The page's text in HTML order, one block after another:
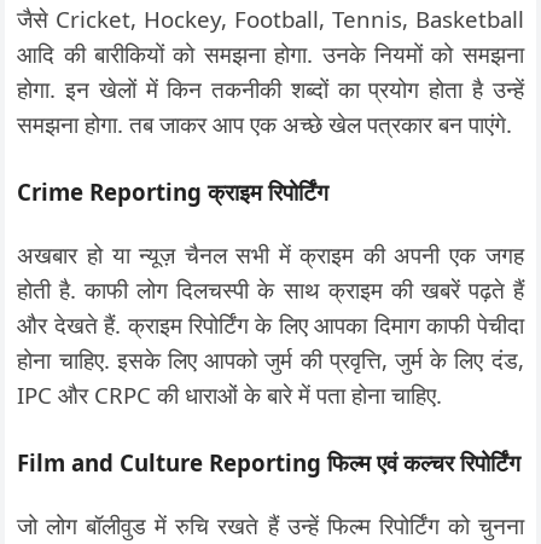
जैसे Cricket, Hockey, Football, Tennis, Basketball
आदि की बारीकियों को समझना होगा. उनके नियमों को समझना
होगा. इन खेलों में किन तकनीकी शब्दों का प्रयोग होता है उन्हें
समझना होगा. तब जाकर आप एक अच्छे खेल पत्रकार बन पाएंगे.
Crime Reporting क्राइम रिपोर्टिंग
अखबार हो या न्यूज़ चैनल सभी में क्राइम की अपनी एक जगह
होती है. काफी लोग दिलचस्पी के साथ क्राइम की खबरें पढ़ते हैं
और देखते हैं. क्राइम रिपोर्टिंग के लिए आपका दिमाग काफी पेचीदा
होना चाहिए. इसके लिए आपको जुर्म की प्रवृत्ति, जुर्म के लिए दंड,
IPC और CRPC की धाराओं के बारे में पता होना चाहिए.
Film and Culture Reporting फिल्म एवं कल्चर रिपोर्टिंग
जो लोग बॉलीवुड में रुचि रखते हैं उन्हें फिल्म रिपोर्टिंग को चुनना